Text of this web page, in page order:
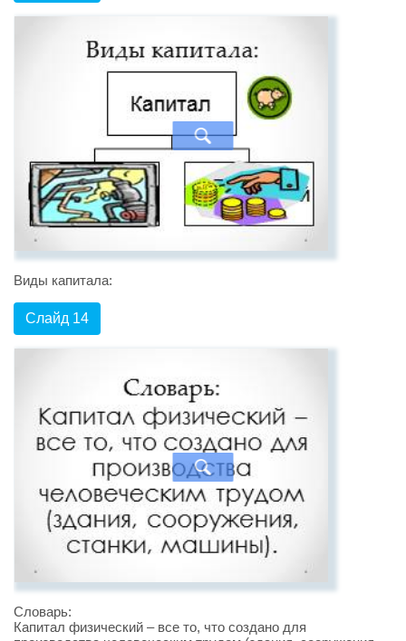
Виды капитала:
Слайд 14
Словарь:
Капитал физический – все то, что создано для